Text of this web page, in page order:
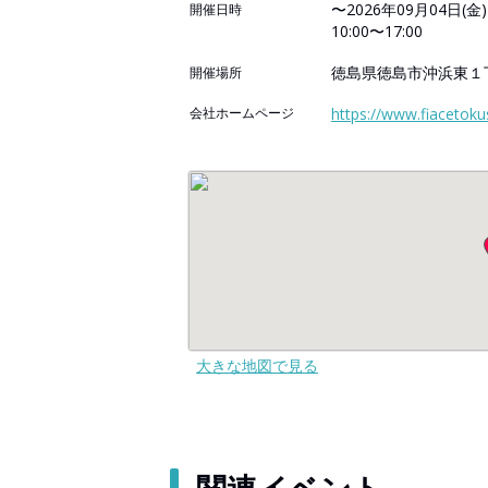
開催日時
〜2026年09月04日(金)
10:00〜17:00
開催場所 徳島県徳島市沖浜東１
会社ホームページ https://
大きな地図で見る